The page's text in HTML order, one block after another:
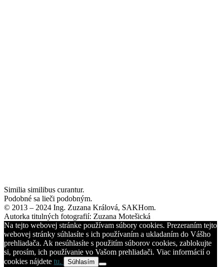
Similia similibus curantur.
Podobné sa lieči podobným.
© 2013 – 2024 Ing. Zuzana Králová, SAKHom.
Autorka titulných fotografií: Zuzana Motešická
Na tejto webovej stránke používam súbory cookies. Prezeraním tejto
webovej stránky súhlasíte s ich používaním a ukladaním do Vášho
prehliadača. Ak nesúhlasíte s použitím súborov cookies, zablokujte
si, prosím, ich používanie vo Vašom prehliadači. Viac informácií o
cookies nájdete tu. Súhlasím